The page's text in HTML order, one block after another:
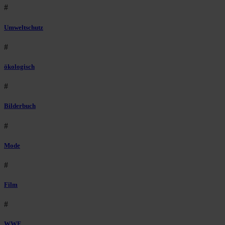
#
Umweltschutz
#
ökologisch
#
Bilderbuch
#
Mode
#
Film
#